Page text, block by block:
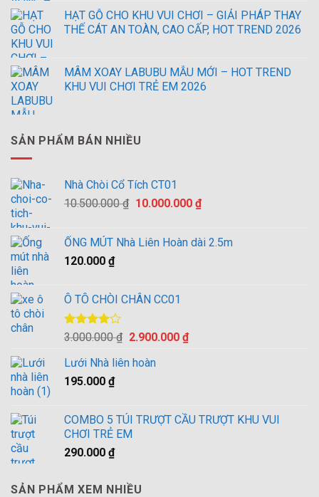
HẠT GỖ CHO KHU VUI CHƠI – GIẢI PHÁP THAY
THẾ CÁT AN TOÀN, CAO CẤP, HOT TREND 2026
MÂM XOAY LABUBU MẪU MỚI – HOT TREND
KHU VUI CHƠI TRẺ EM 2026
SẢN PHẨM BÁN NHIỀU
Nhà Chòi Cổ Tích CT01
10.500.000₫ Giá
10.500.000 ₫.
10.000.000 ₫Giá
là:
ỐNG MÚT Nhà Liên Hoàn dài 2.5m
120.000 ₫
Ô TÔ CHÒI CHÂN CC01
Được
4.005
sao
3.000.000₫ Giá
là:
2.900.000 ₫Giá
Lưới Nhà liên hoàn
195.000 ₫
COMBO 5 TÚI TRƯỢT CẦU TRƯỢT KHU VUI
CHƠI TRẺ EM
290.000 ₫
SẢN PHẨM XEM NHIỀU